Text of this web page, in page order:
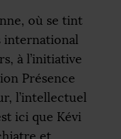
où se tint
international
à l’initiative
Présence
l’intellectuel
ici que Kévi